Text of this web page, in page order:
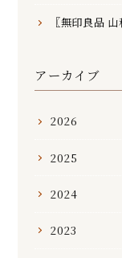
〖無印良品
アーカイブ
2026
2025
2024
2023